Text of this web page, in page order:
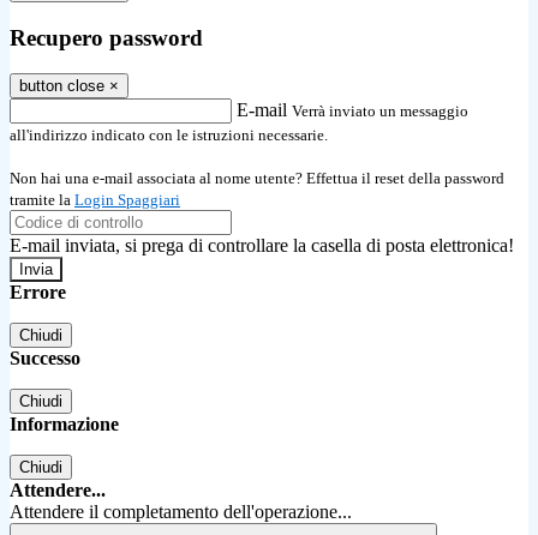
Recupero password
button close ×
E-mail Verrà inviato un messaggio
all'indirizzo indicato con le istruzioni necessarie.
Non hai una e-mail associata al nome utente? Effettua il reset della password
tramite la Login Spaggiari
E-mail inviata, si prega di controllare la casella di posta elettronica!
Errore
Chiudi
Successo
Chiudi
Informazione
Chiudi
Attendere...
Attendere il completamento dell'operazione...